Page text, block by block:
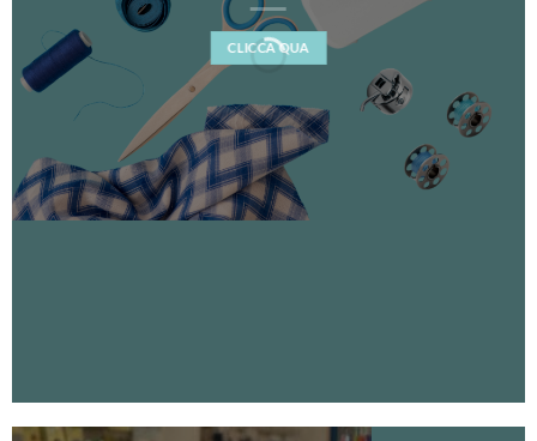
CLICCA QUA